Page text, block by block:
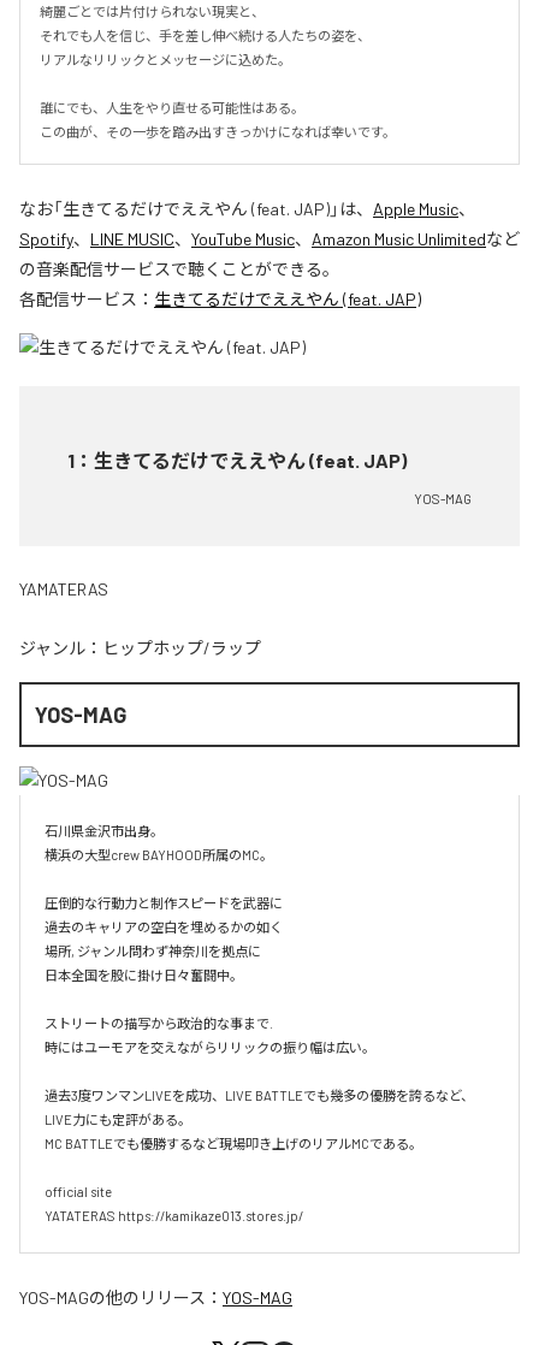
綺麗ごとでは片付けられない現実と、
それでも人を信じ、手を差し伸べ続ける人たちの姿を、
リアルなリリックとメッセージに込めた。
誰にでも、人生をやり直せる可能性はある。
この曲が、その一歩を踏み出すきっかけになれば幸いです。
なお「生きてるだけでええやん (feat. JAP)」は、 Apple Music、
Spotify、 LINE MUSIC、 YouTube Music、 Amazon Music Unlimitedなど
の音楽配信サービスで聴くことができる。
各配信サービス： 生きてるだけでええやん (feat. JAP)
1 ： 生きてるだけでええやん (feat. JAP)
YOS-MAG
YAMATERAS
ジャンル： ヒップホップ/ラップ
YOS-MAG
石川県金沢市出身。
横浜の大型crew BAYHOOD所属のMC。
圧倒的な行動力と制作スピードを武器に
過去のキャリアの空白を埋めるかの如く
場所, ジャンル問わず神奈川を拠点に
日本全国を股に掛け日々奮闘中。
ストリートの描写から政治的な事まで.
時にはユーモアを交えながらリリックの振り幅は広い。
過去3度ワンマンLIVEを成功、LIVE BATTLEでも幾多の優勝を誇るなど、
LIVE力にも定評がある。
MC BATTLEでも優勝するなど現場叩き上げのリアルMCである。
official site
YATATERAS https://kamikaze013.stores.jp/
YOS-MAGの他のリリース： YOS-MAG